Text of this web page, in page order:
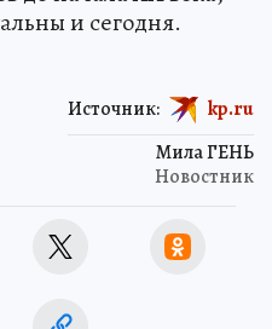
и сегодня.
Мила ГЕНЬ
Новостник
Источник: kp.ru